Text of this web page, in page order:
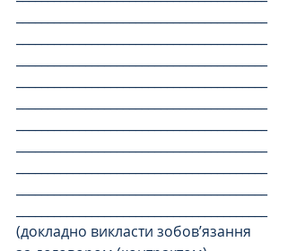
(докладно викласти зобов’язання